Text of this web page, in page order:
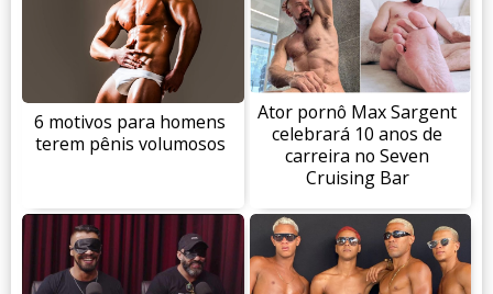
6 motivos para homens
terem pênis volumosos
Ator pornô Max Sargent
celebrará 10 anos de
carreira no Seven
Cruising Bar